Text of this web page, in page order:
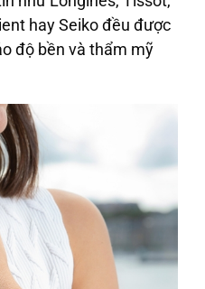
hay Seiko đều được
độ bền và thẩm mỹ